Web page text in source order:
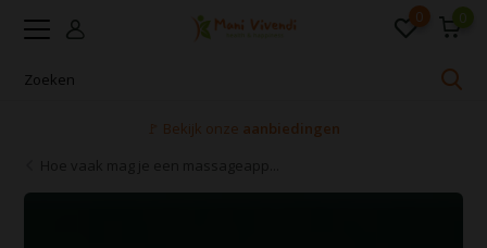
0 0
Voor 16:00 uur besteld, dezelfde dag verzonden